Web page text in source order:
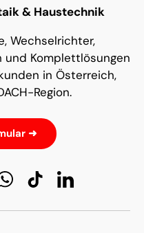
& Haustechnik
Wechselrichter,
Komplettlösungen
in Österreich,
Region.
➜
WhatsApp
TikTokLinkedIn